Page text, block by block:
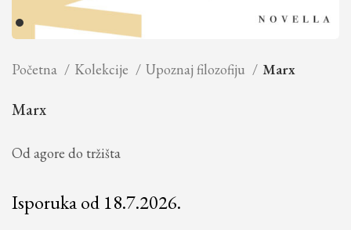
Početna Kolekcije Upoznaj filozofiju Marx
Marx
Od agore do tržišta
Isporuka od 18.7.2026.